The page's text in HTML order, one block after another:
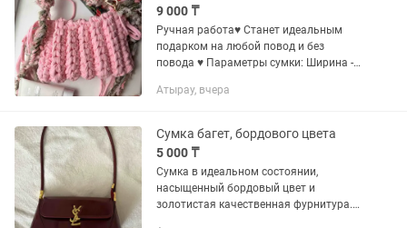
9 000 ₸
Ручная работа♥️ Станет идеальным
подарком на любой повод и без
повода ♥️ Параметры сумки: Ширина -
закрывается на магнитном креплении
Атырау, вчера
Сумка багет, бордового цвета
5 000 ₸
Сумка в идеальном состоянии,
насыщенный бордовый цвет и
золотистая качественная фурнитура.